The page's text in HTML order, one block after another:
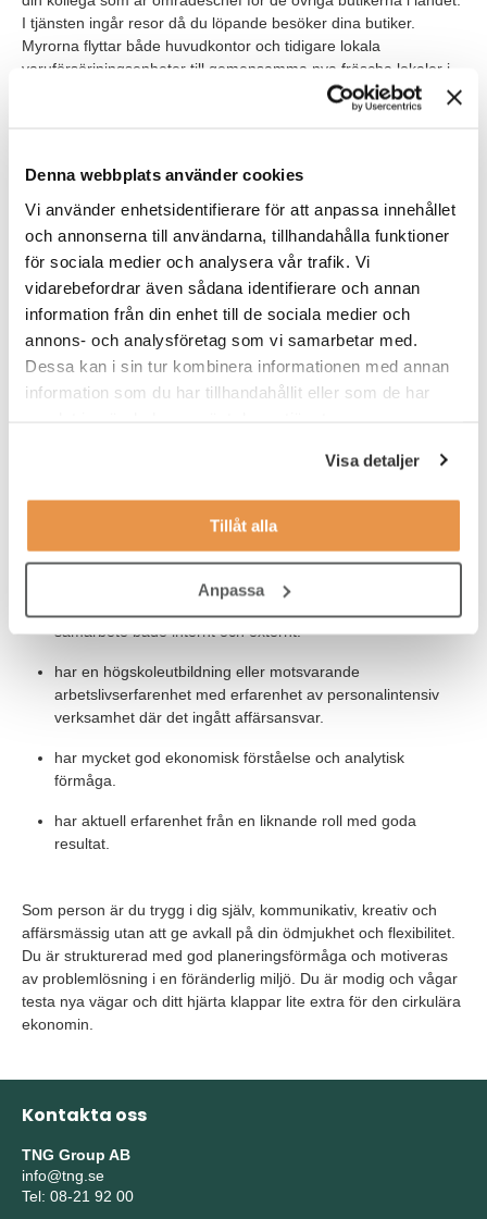
Denna webbplats använder cookies
Vi använder enhetsidentifierare för att anpassa innehållet
och annonserna till användarna, tillhandahålla funktioner
för sociala medier och analysera vår trafik. Vi
vidarebefordrar även sådana identifierare och annan
information från din enhet till de sociala medier och
annons- och analysföretag som vi samarbetar med.
Dessa kan i sin tur kombinera informationen med annan
information som du har tillhandahållit eller som de har
Visa detaljer
Tillåt alla
Anpassa
I tjänsten ingår resor då du löpande besöker dina butiker.
Myrorna flyttar både huvudkontor och tidigare lokala
varuförsörjningsenheter till gemensamma nya fräscha lokaler i
Botkyrka under november/december 2022. Nya lokaler och
närhet till en större del av verksamheten, ger de bästa
nästa nivå!
Tjänsten startar så snart rätt person kan vara på plats och
börjar med 6 månaders provanställning.
Våra förväntningar
Vi lägger stor vikt vid dina personliga egenskaper men för att
vara aktuell för denna roll ser vi också att du:
med kollektivavtalsansluten personal inom retail. Du gillar
verksamhetsförbättringar och känner dig trygg i din
är en duktig förändringsledare. Du är en god kommunikatör
som har drivit förändring för att säkerställa en motiverande
samarbete både internt och externt.
har en högskoleutbildning eller motsvarande
arbetslivserfarenhet med erfarenhet av personalintensiv
verksamhet där det ingått affärsansvar.
har mycket god ekonomisk förståelse och analytisk
förmåga.
har aktuell erfarenhet från en liknande roll med goda
resultat.
Som person är du trygg i dig själv, kommunikativ, kreativ och
affärsmässig utan att ge avkall på din ödmjukhet och flexibilitet.
Du är strukturerad med god planeringsförmåga och motiveras
av problemlösning i en föränderlig miljö. Du är modig och vågar
testa nya vägar och ditt hjärta klappar lite extra för den cirkulära
ekonomin.
Kontakta oss
TNG Group AB
info@tng.se
Tel: 08-21 92 00